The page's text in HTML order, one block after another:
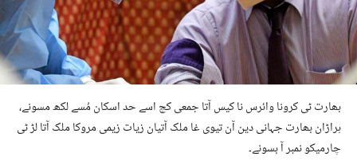
‎بھارت ٹی کرونا وائرس نا کیس آتا جمعی کچ اسے حد اسکان مُسے لکھ مسونے،
ہراڑان بھارت جہانی دین آن تیوی غا ملک آتیان زیات زیمی مروکا ملک آتا لڑ ٹی
چارمیکو نمبر آ بسونے۔